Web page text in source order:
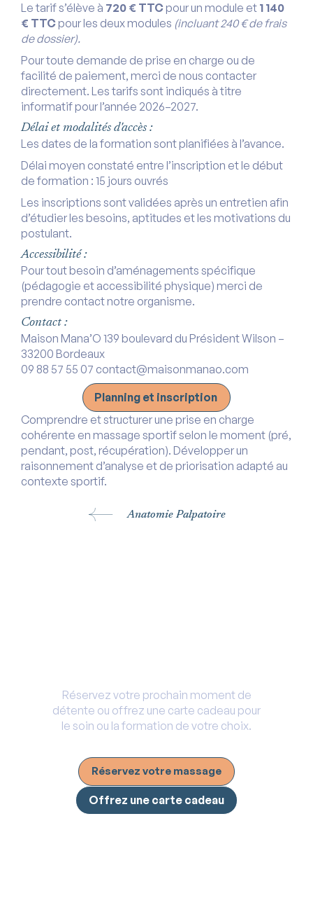
Le tarif s’élève à 720 € TTC pour un module et 1 140
€ TTC pour les deux modules (incluant 240 € de frais
de dossier).
Pour toute demande de prise en charge ou de
facilité de paiement, merci de nous contacter
directement. Les tarifs sont indiqués à titre
informatif pour l’année 2026–2027.
Délai et modalités d'accès :
Les dates de la formation sont planifiées à l’avance.
Délai moyen constaté entre l’inscription et le début
de formation : 15 jours ouvrés
Les inscriptions sont validées après un entretien afin
d’étudier les besoins, aptitudes et les motivations du
postulant.
Accessibilité :
Pour tout besoin d’aménagements spécifique
(pédagogie et accessibilité physique) merci de
prendre contact notre organisme.
Contact :
Maison Mana’O 139 boulevard du Président Wilson –
33200 Bordeaux
09 88 57 55 07 contact@maisonmanao.com
Planning et inscription
Comprendre et structurer une prise en charge
cohérente en massage sportif selon le moment (pré,
pendant, post, récupération). Développer un
raisonnement d’analyse et de priorisation adapté au
contexte sportif.
Anatomie Palpatoire
Réservez votre prochain moment de
détente ou offrez une carte cadeau pour
le soin ou la formation de votre choix.
Offrez une carte cadeau
Réservez votre massage